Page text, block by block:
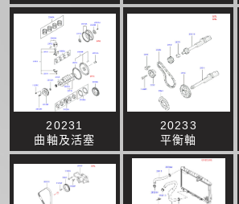
20231
曲軸及活塞
20233
平衡軸